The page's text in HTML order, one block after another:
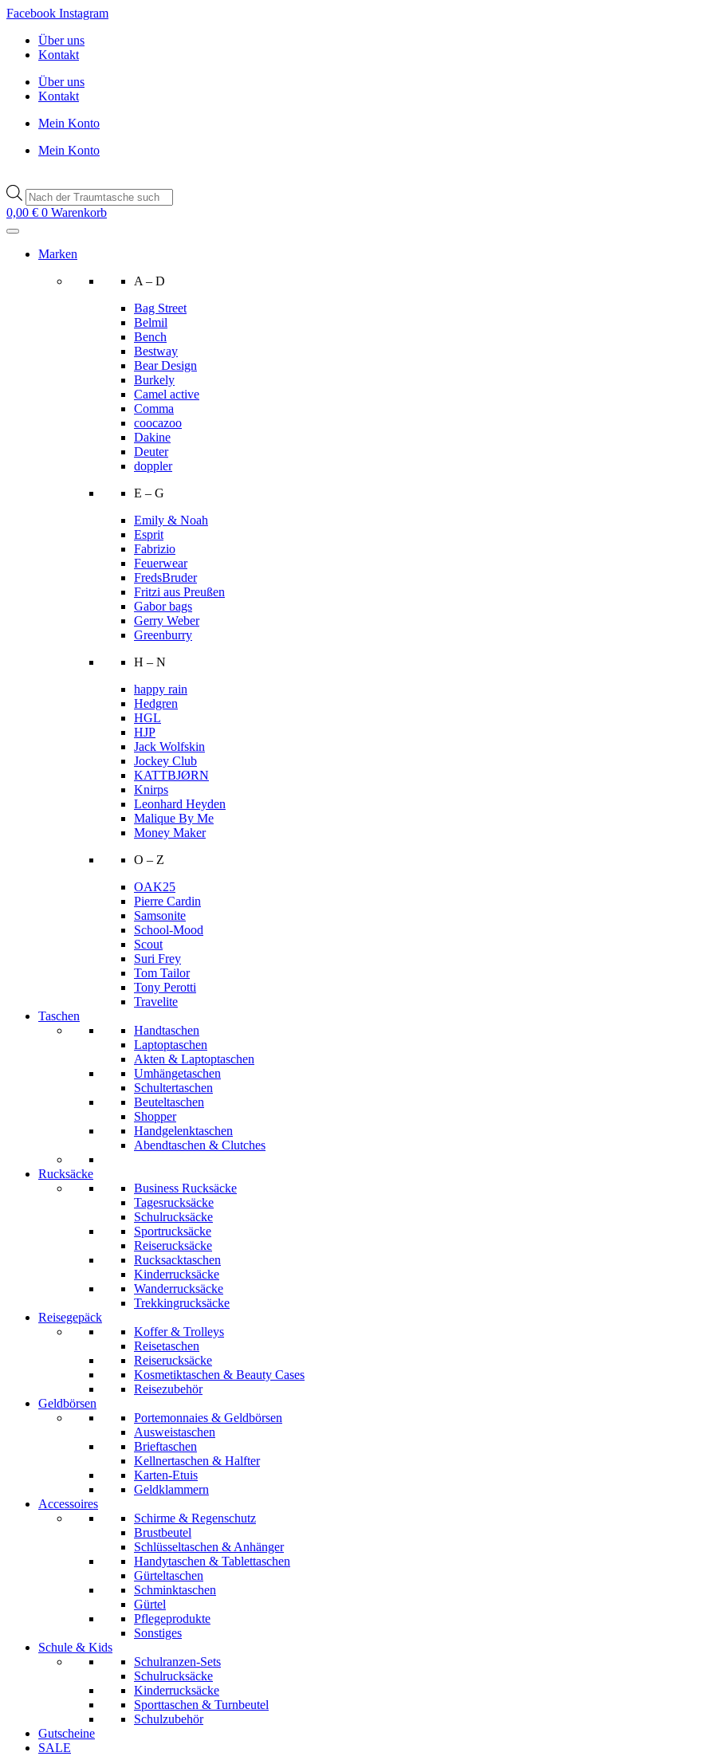
Zum
wechseln
Facebook Instagram
Über uns
Kontakt
Über uns
Kontakt
Mein Konto
Mein Konto
Products
search
0,00 € 0 Warenkorb
Marken
A – D
Bag Street
Belmil
Bench
Bestway
Bear Design
Burkely
Camel active
Comma
coocazoo
Dakine
Deuter
doppler
E – G
Emily & Noah
Esprit
Fabrizio
Feuerwear
FredsBruder
Fritzi aus Preußen
Gabor bags
Gerry Weber
Greenburry
H – N
happy rain
Hedgren
HGL
HJP
Jack Wolfskin
Jockey Club
KATTBJØRN
Knirps
Leonhard Heyden
Malique By Me
Money Maker
O – Z
OAK25
Pierre Cardin
Samsonite
School-Mood
Scout
Suri Frey
Tom Tailor
Tony Perotti
Travelite
Taschen
Handtaschen
Laptoptaschen
Akten & Laptoptaschen
Umhängetaschen
Schultertaschen
Beuteltaschen
Shopper
Handgelenktaschen
Abendtaschen & Clutches
Rucksäcke
Business Rucksäcke
Tagesrucksäcke
Schulrucksäcke
Sportrucksäcke
Reiserucksäcke
Rucksacktaschen
Kinderrucksäcke
Wanderrucksäcke
Trekkingrucksäcke
Reisegepäck
Koffer & Trolleys
Reisetaschen
Reiserucksäcke
Kosmetiktaschen & Beauty Cases
Reisezubehör
Geldbörsen
Portemonnaies & Geldbörsen
Ausweistaschen
Brieftaschen
Kellnertaschen & Halfter
Karten-Etuis
Geldklammern
Accessoires
Schirme & Regenschutz
Brustbeutel
Schlüsseltaschen & Anhänger
Handytaschen & Tablettaschen
Gürteltaschen
Schminktaschen
Gürtel
Pflegeprodukte
Sonstiges
Schule & Kids
Schulranzen-Sets
Schulrucksäcke
Kinderrucksäcke
Sporttaschen & Turnbeutel
Schulzubehör
Gutscheine
SALE